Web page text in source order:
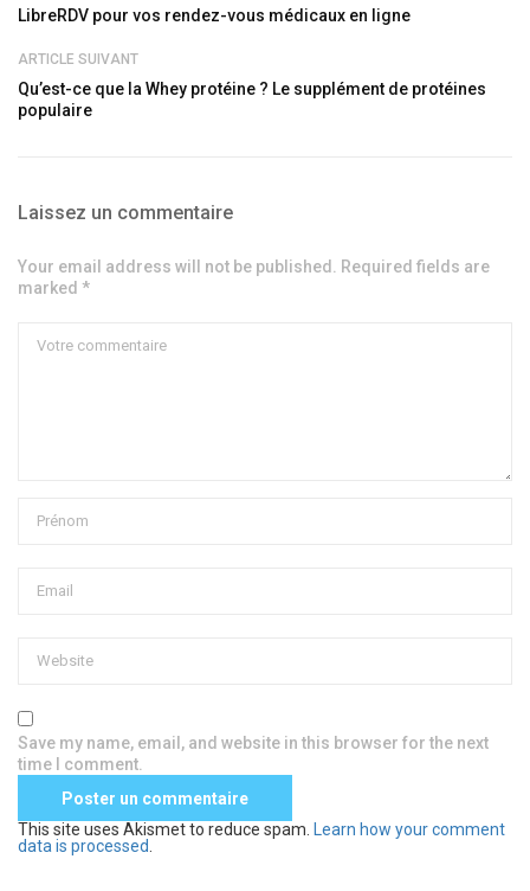
LibreRDV pour vos rendez-vous médicaux en ligne
ARTICLE SUIVANT
Qu’est-ce que la Whey protéine ? Le supplément de protéines
populaire
Laissez un commentaire
Your email address will not be published. Required fields are
marked *
Save my name, email, and website in this browser for the next
time I comment.
This site uses Akismet to reduce spam.
Learn how your comment
data is processed